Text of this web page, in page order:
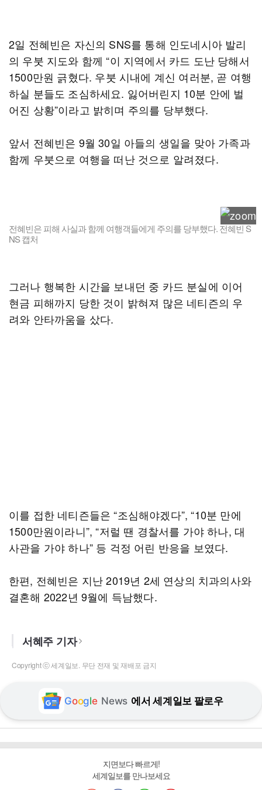
2일 전혜빈은 자신의 SNS를 통해 인도네시아 발리
의 우붓 지도와 함께 “이 지역에서 카드 도난 당해서
1500만원 긁혔다. 우붓 시내에 계신 여러분, 곧 여행
하실 분들도 조심하세요. 잃어버린지 10분 안에 벌
어진 상황”이라고 밝히며 주의를 당부했다.
앞서 전혜빈은 9월 30일 아들의 생일을 맞아 가족과
함께 우붓으로 여행을 떠난 것으로 알려졌다.
전혜빈은 피해 사실과 함께 여행객들에게 주의를 당부했다. 전혜빈 S
NS 캡처
그러나 행복한 시간을 보내던 중 카드 분실에 이어
현금 피해까지 당한 것이 밝혀져 많은 네티즌의 우
려와 안타까움을 샀다.
이를 접한 네티즌들은 “조심해야겠다”, “10분 만에
1500만원이라니”, “저럴 땐 경찰서를 가야 하나, 대
사관을 가야 하나” 등 걱정 어린 반응을 보였다.
한편, 전혜빈은 지난 2019년 2세 연상의 치과의사와
결혼해 2022년 9월에 득남했다.
서혜주 기자
Copyright ⓒ 세계일보. 무단 전재 및 재배포 금지
Google News 에서 세계일보 팔로우
지면보다 빠르게!
세계일보를 만나보세요